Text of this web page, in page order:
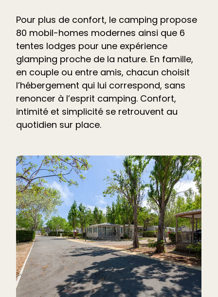
Pour plus de confort, le camping propose
80 mobil-homes modernes ainsi que 6
tentes lodges pour une expérience
glamping proche de la nature. En famille,
en couple ou entre amis, chacun choisit
l’hébergement qui lui correspond, sans
renoncer à l’esprit camping. Confort,
intimité et simplicité se retrouvent au
quotidien sur place.